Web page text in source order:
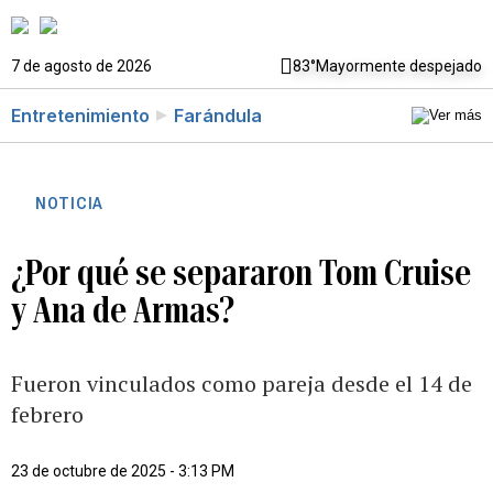
7 de agosto de 2026 83°Mayormente despejado
Entretenimiento Farándula
NOTICIA
¿Por qué se separaron Tom Cruise
y Ana de Armas?
Fueron vinculados como pareja desde el 14 de
febrero
23 de octubre de 2025 - 3:13 PM